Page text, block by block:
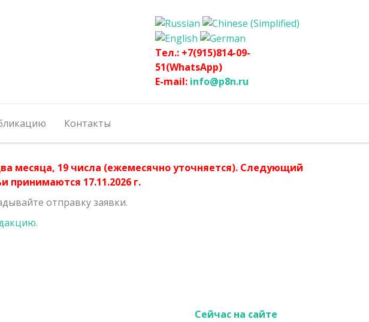
Тел.: +7(915)814-09-
51(WhatsApp)
E-mail: info@p8n.ru
Контакты
месяца, 19 числа (ежемесячно уточняется). Следующий
принимаются 17.11.2026 г.
отправку заявки.
Сейчас на сайте